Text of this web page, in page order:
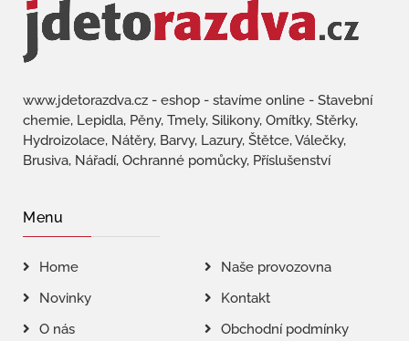
www.jdetorazdva.cz - eshop - stavíme online - Stavební
chemie, Lepidla, Pěny, Tmely, Silikony, Omítky, Stěrky,
Hydroizolace, Nátěry, Barvy, Lazury, Štětce, Válečky,
Brusiva, Nářadí, Ochranné pomůcky, Příslušenství
Menu
Home
Naše provozovna
Novinky
Kontakt
O nás
Obchodní podmínky